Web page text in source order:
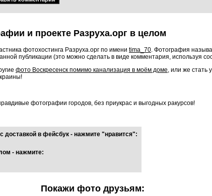
и проекте Разруха.орг в целом
фотохостинга Разруха.орг по имени tima_70. Фотография
публикации (это можно сделать в виде комментария, используя
фото Воскресенск помимо канализация в моём доме, или же стать
фотографии городов, без приукрас и выгодных ракурсов!
доставкой в фейсбук - нажмите "нравится":
- нажмите:
Покажи фото друзьям: